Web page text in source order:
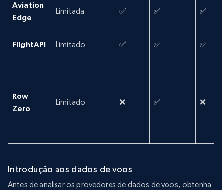
Aviation
Edge
Limitada ✅ ✅ ✅
FlightAPI Limitado ✅ ✅ ✅
Row
Zero
Limitado ❌ ✅ ❌
Introdução aos dados de voos
Antes de analisar os provedores de dados de voos, obtenha